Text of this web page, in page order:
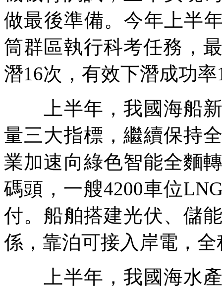
做最後準備。今年上半
筒群區執行科考任務，
潛16次，有效下潛成功率
上半年，我國海船新
量三大指標，繼續保持
業加速向綠色智能全麵
碼頭，一艘4200車位
付。船舶搭建光伏、儲
係，靠泊可接入岸電，
上半年，我國海水產